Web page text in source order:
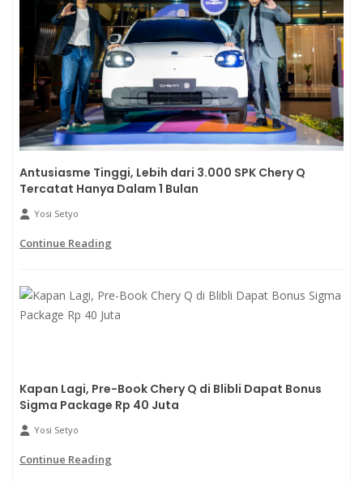
Antusiasme Tinggi, Lebih dari 3.000 SPK Chery Q
Tercatat Hanya Dalam 1 Bulan
Yosi Setyo
Continue Reading
Kapan Lagi, Pre-Book Chery Q di Blibli Dapat Bonus
Sigma Package Rp 40 Juta
Yosi Setyo
Continue Reading